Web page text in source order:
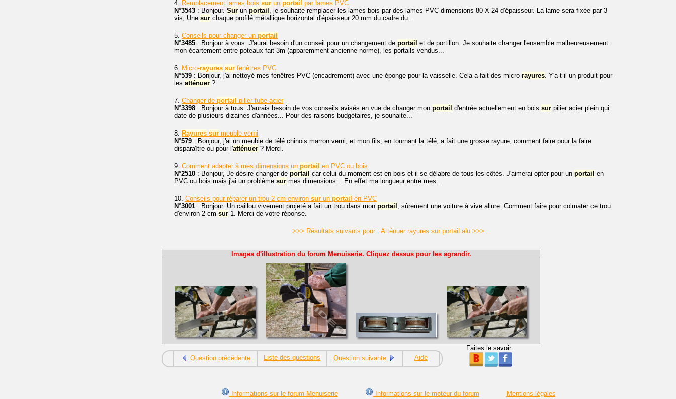
4. Remplacement lames bois sur un portail par lames PVC
N°3543 : Bonjour. Sur un portail , je souhaite remplacer les lames bois par des lames PVC dimensions 80 X 24 d'épaisseur. La lame sera fixée par 3
vis, Une sur chaque profilé métallique horizontal d'épaisseur 20 mm du cadre du...
5. Conseils pour changer un portail
N°3485 : Bonjour à vous. J'aurai besoin d'un conseil pour un changement de portail et de portillon. Je souhaite changer l'ensemble malheureusement
mon écartement entre poteaux fait 3m (apparemment ancienne norme), les portails vendus...
6. Micro-rayures sur fenêtres PVC
N°539 : Bonjour, j'ai nettoyé mes fenêtres PVC (encadrement) avec une éponge pour la vaisselle. Cela a fait des micro-rayures. Y'a-t-il un produit pour
les atténuer ?
7. Changer de portail pilier tube acier
N°3398 : Bonjour à tous. J'aurais besoin de vos conseils avisés en vue de changer mon portail d'entrée actuellement en bois sur pilier acier plein qui
date de plusieurs dizaines d'années... Pour des raisons budgétaires, je souhaite...
8. Rayures sur meuble verni
N°579 : Bonjour, j'ai un meuble de télé chinois marron verni, et mon fils, en tournant la télé, a fait une grosse rayure, comment faire pour la faire
disparaître ou pour l'atténuer ? Merci.
9. Comment adapter à mes dimensions un portail en PVC ou bois
N°2510 : Bonjour, Je désire changer de portail car celui du moment est en bois et il se délabre de tous les côtés. J'aimerai opter pour un portail en
PVC ou bois mais j'ai un problème sur mes dimensions... En effet ma longueur entre mes...
10. Conseils pour réparer un trou 2 cm environ sur un portail en PVC
N°3001 : Bonjour. Un caillou vivement projeté a fait un trou dans mon portail , sûrement une voiture à vive allure. Comment faire pour colmater ce trou
d'environ 2 cm sur 1. Merci de votre réponse.
>>> Résultats suivants pour : Atténuer rayures sur portail alu >>>
Images d'illustration du forum Menuiserie. Cliquez dessus pour les agrandir.
Question précédente Liste des questions Question suivante Aide
Faites le savoir :
Informations sur le forum Menuiserie Informations sur le moteur du forum Mentions légales